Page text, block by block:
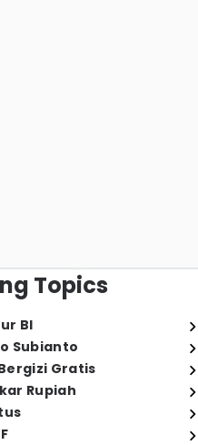
Topics
BI
Subianto
Gratis
Rupiah